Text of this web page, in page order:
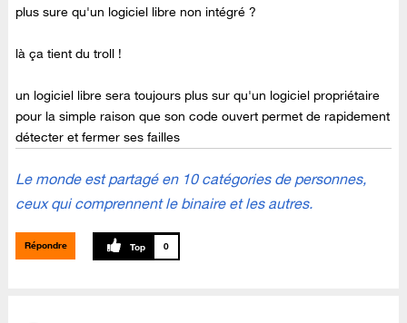
plus sure qu'un logiciel libre non intégré ?
là ça tient du troll !
un logiciel libre sera toujours plus sur qu'un logiciel propriétaire
pour la simple raison que son code ouvert permet de rapidement
détecter et fermer ses failles
Le monde est partagé en 10 catégories de personnes,
ceux qui comprennent le binaire et les autres.
Répondre 0